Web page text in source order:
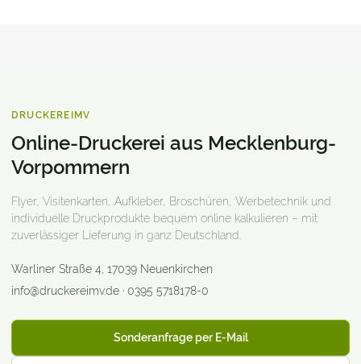
DRUCKEREIMV
Online-Druckerei aus Mecklenburg-
Vorpommern
Flyer, Visitenkarten, Aufkleber, Broschüren, Werbetechnik und
individuelle Druckprodukte bequem online kalkulieren – mit
zuverlässiger Lieferung in ganz Deutschland.
Warliner Straße 4 17039 Neuenkirchen
info@druckereimv.de · 0395 5718178-0
Sonderanfrage per E-Mail